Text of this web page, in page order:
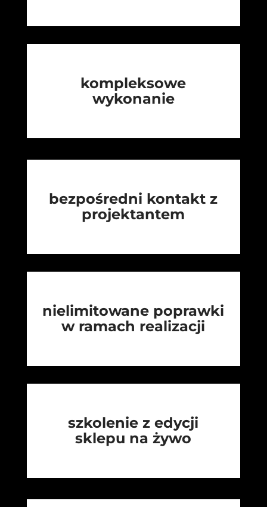
kompleksowe
wykonanie
bezpośredni kontakt z
projektantem
nielimitowane poprawki
w ramach realizacji
szkolenie z edycji
sklepu na żywo